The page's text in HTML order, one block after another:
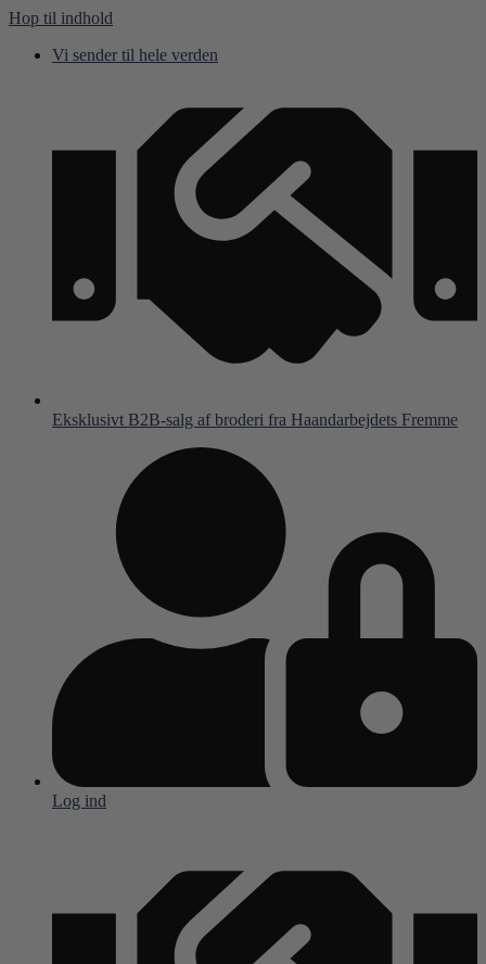
Hop til indhold
Vi sender til hele verden
Eksklusivt B2B-salg af broderi fra Haandarbejdets Fremme
Log ind